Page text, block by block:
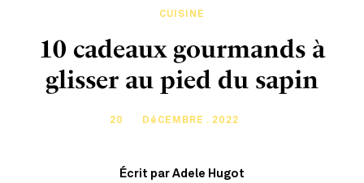
CUISINE
10 cadeaux gourmands à
glisser au pied du sapin
20 DéCEMBRE . 2022
Écrit par Adele Hugot